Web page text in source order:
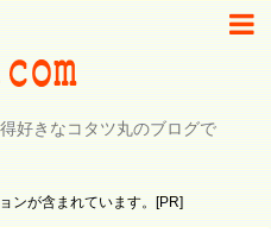
好きなコタツ丸のブログで
ンが含まれています。[PR]